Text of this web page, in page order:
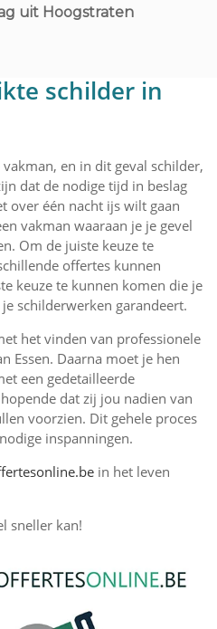
uit Hoogstraten
schilder in
en in dit geval schilder,
dat de nodige tijd in beslag
over één nacht ijs wilt gaan
vakman waaraan je je gevel
Om de juiste keuze te
offertes kunnen
keuze te kunnen komen die je
schilderwerken garandeert.
het vinden van professionele
Essen. Daarna moet je hen
een gedetailleerde
dat zij jou nadien van
voorzien. Dit gehele proces
inspanningen.
in het leven
sneller kan!